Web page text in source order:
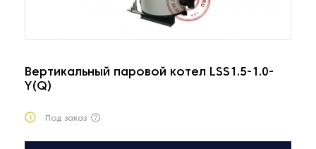
Вертикальный паровой котел LSS1.5-1.0-
Y(Q)
Под заказ